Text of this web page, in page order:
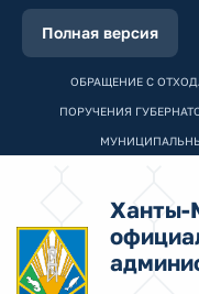
Полная версия
ОБРАЩЕНИЕ С
ПОРУЧЕНИЯ
Ханты-